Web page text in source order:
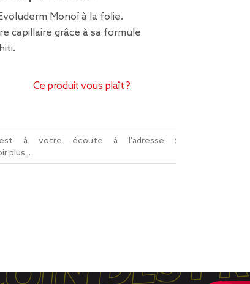
Monoï à la folie.
capillaire grâce à sa formule
Ce produit vous plaît ?
à votre écoute à l'adresse :
plus...